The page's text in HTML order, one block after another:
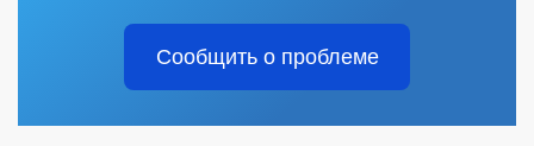
Сообщить о проблеме